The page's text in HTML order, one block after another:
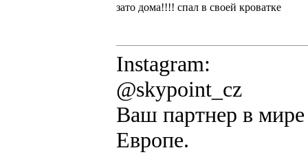
зато дома!!!! спал в своей кроватке
Instagram:
@skypoint_cz
Ваш партнер в
Европе.